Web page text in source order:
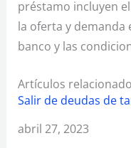
préstamo incluyen
la oferta y demanda
banco y las
Artículos
Salir de deudas de
Fecha
abril 27, 2023